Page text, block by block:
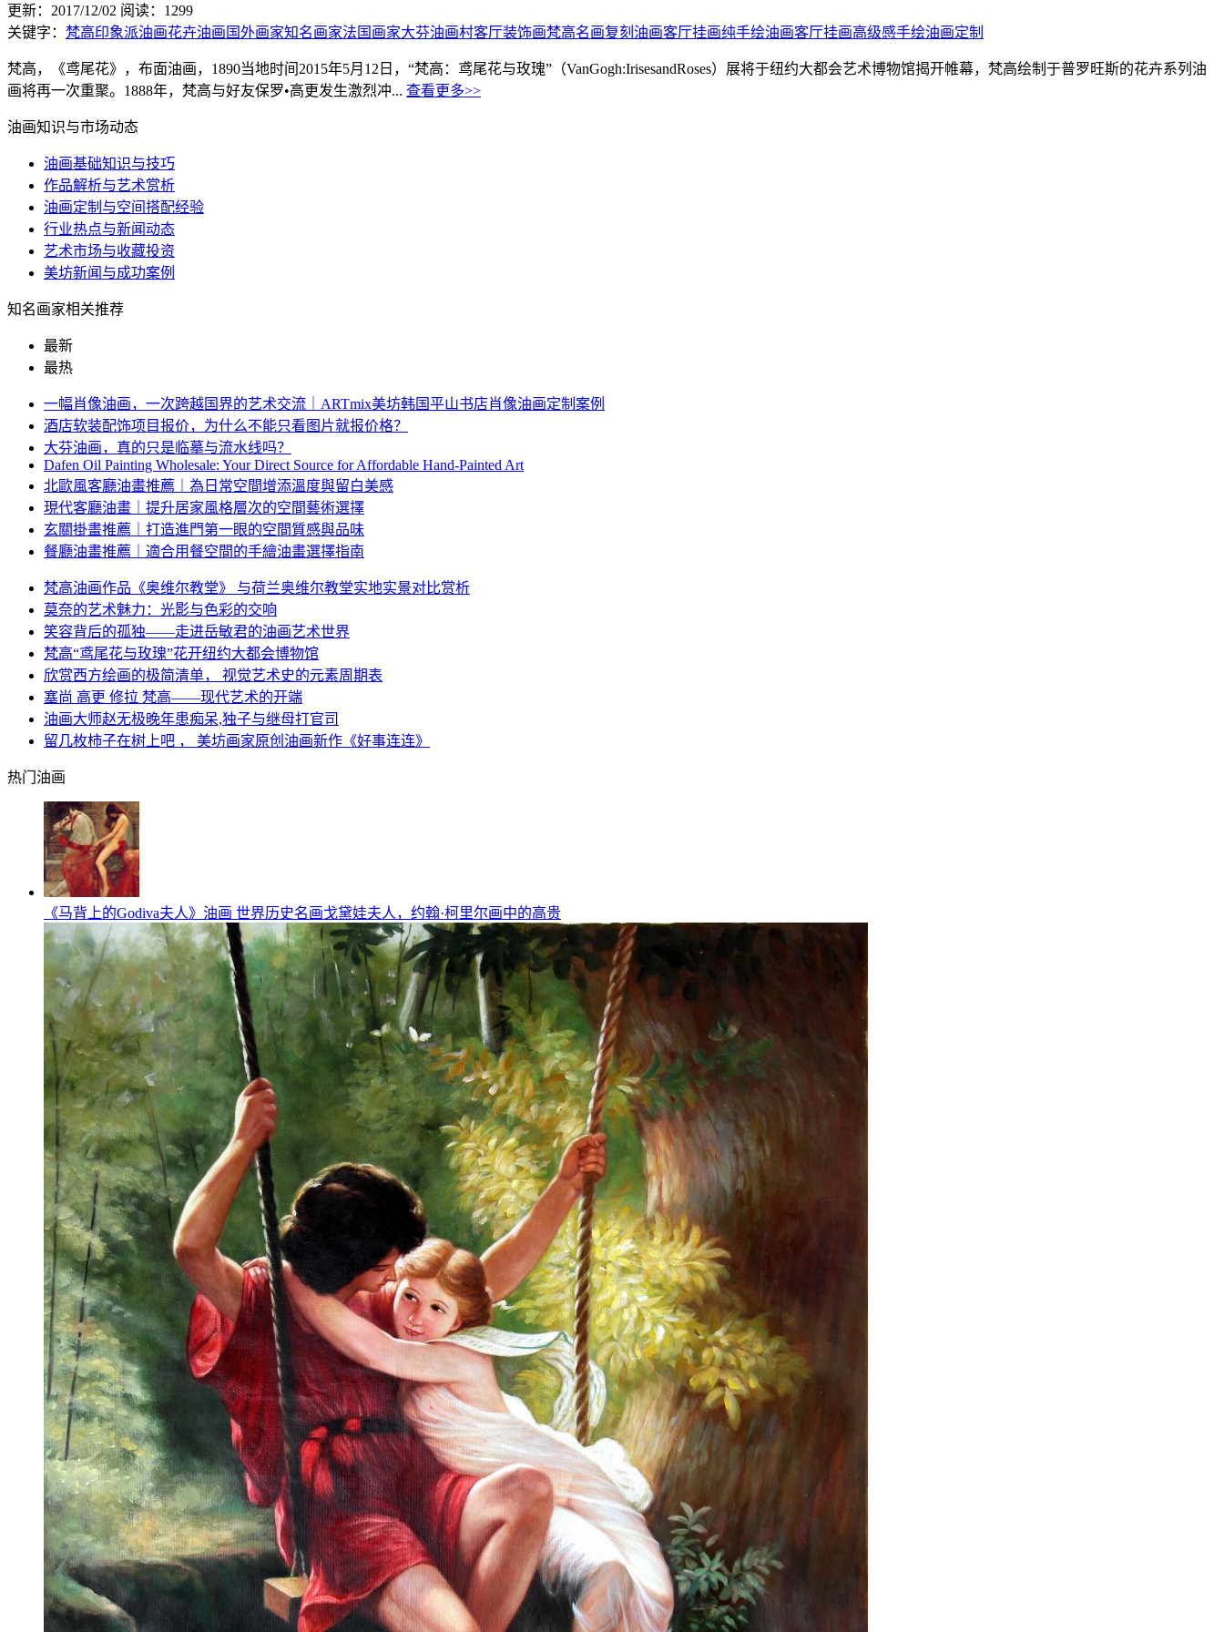
更新：2017/12/02 阅读：1299
关键字： 梵高印象派油画花卉油画 国外画家知名画家法国画家大芬油画村客厅装饰画梵高名画复刻 油画客厅挂画纯手绘油画客厅挂画高级感手绘油画定制
梵高，《鸢尾花》，布面油画，1890当地时间2015年5月12日，“梵高：鸢尾花与玫瑰”（VanGogh:IrisesandRoses）展将于纽约大都会艺术博物馆揭开帷幕，梵高绘制于普罗旺斯的花卉系列油
画将再一次重聚。1888年，梵高与好友保罗•高更发生激烈冲... 查看更多>>
油画知识与市场动态
油画基础知识与技巧
作品解析与艺术赏析
油画定制与空间搭配经验
行业热点与新闻动态
艺术市场与收藏投资
美坊新闻与成功案例
知名画家相关推荐
最新
最热
一幅肖像油画，一次跨越国界的艺术交流｜ARTmix美坊韩国平山书店肖像油画定制案例
酒店软装配饰项目报价，为什么不能只看图片就报价格？
大芬油画，真的只是临摹与流水线吗？
Dafen Oil Painting Wholesale: Your Direct Source for Affordable Hand-Painted Art
北歐風客廳油畫推薦｜為日常空間增添溫度與留白美感
現代客廳油畫｜提升居家風格層次的空間藝術選擇
玄關掛畫推薦｜打造進門第一眼的空間質感與品味
餐廳油畫推薦｜適合用餐空間的手繪油畫選擇指南
梵高油画作品《奥维尔教堂》 与荷兰奥维尔教堂实地实景对比赏析
莫奈的艺术魅力：光影与色彩的交响
笑容背后的孤独——走进岳敏君的油画艺术世界
梵高“鸢尾花与玫瑰”花开纽约大都会博物馆
欣赏西方绘画的极简清单， 视觉艺术史的元素周期表
塞尚 高更 修拉 梵高——现代艺术的开端
油画大师赵无极晚年患痴呆,独子与继母打官司
留几枚柿子在树上吧 ， 美坊画家原创油画新作《好事连连》
热门油画
《马背上的Godiva夫人》油画 世界历史名画戈黛娃夫人，约翰·柯里尔画中的高贵